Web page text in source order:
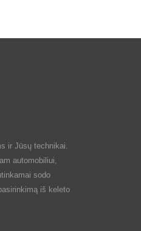
ir Jūsų technikai.
automobiliui,
sodo
iš keleto